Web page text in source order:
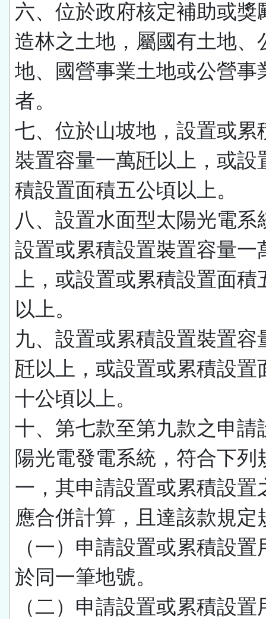
六、位於政府核定補助或獎
造林之土地，屬國有土地、
地、國營事業土地或公營事
者。
七、位於山坡地，設置或累
裝置容量一萬瓩以上，或設
積設置面積五公頃以上。
八、設置水面型太陽光電系
設置或累積設置裝置容量一
上，或設置或累積設置面積
以上。
九、設置或累積設置裝置容
瓩以上，或設置或累積設置
十公頃以上。
十、第七款至第九款之申請
陽光電發電系統，符合下列
一，其申請設置或累積設置
應合併計算，且達該款規定
（一）申請設置或累積設置
於同一筆地號。
（二）申請設置或累積設置